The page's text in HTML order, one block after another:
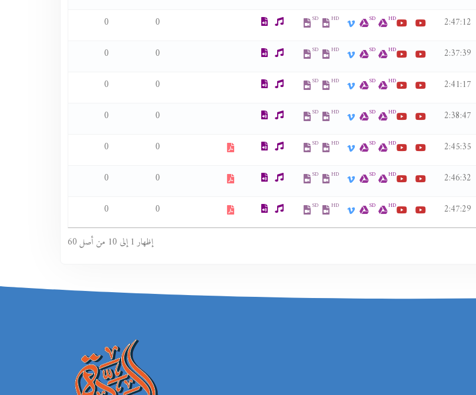
2:47:12
HD
SD
HD
SD
0
0
2:37:39
HD
SD
HD
SD
0
0
2:41:17
HD
SD
HD
SD
0
0
2:38:47
HD
SD
HD
SD
0
0
2:45:35
HD
SD
HD
SD
0
0
2:46:32
HD
SD
HD
SD
0
0
2:47:29
HD
SD
HD
SD
0
0
إظهار 1 إلى 10 من أصل 60